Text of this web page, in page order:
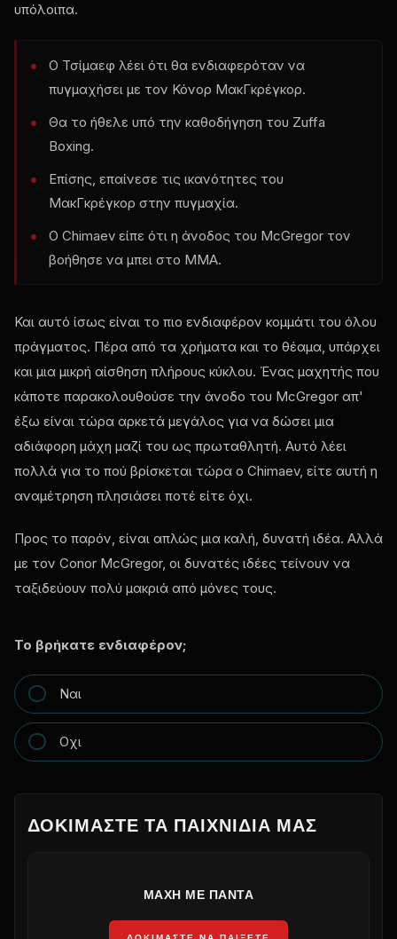
υπόλοιπα.
Ο Τσίμαεφ λέει ότι θα ενδιαφερόταν να
πυγμαχήσει με τον Κόνορ ΜακΓκρέγκορ.
Θα το ήθελε υπό την καθοδήγηση του Zuffa
Boxing.
Επίσης, επαίνεσε τις ικανότητες του
ΜακΓκρέγκορ στην πυγμαχία.
Ο Chimaev είπε ότι η άνοδος του McGregor τον
βοήθησε να μπει στο MMA.
Και αυτό ίσως είναι το πιο ενδιαφέρον κομμάτι του όλου
πράγματος. Πέρα από τα χρήματα και το θέαμα, υπάρχει
και μια μικρή αίσθηση πλήρους κύκλου. Ένας μαχητής που
κάποτε παρακολουθούσε την άνοδο του McGregor απ'
έξω είναι τώρα αρκετά μεγάλος για να δώσει μια
αδιάφορη μάχη μαζί του ως πρωταθλητή. Αυτό λέει
πολλά για το πού βρίσκεται τώρα ο Chimaev, είτε αυτή η
αναμέτρηση πλησιάσει ποτέ είτε όχι.
Προς το παρόν, είναι απλώς μια καλή, δυνατή ιδέα. Αλλά
με τον Conor McGregor, οι δυνατές ιδέες τείνουν να
ταξιδεύουν πολύ μακριά από μόνες τους.
Το βρήκατε ενδιαφέρον;
Ναι
Οχι
ΔΟΚΙΜΆΣΤΕ ΤΑ ΠΑΙΧΝΊΔΙΑ ΜΑΣ
ΜΆΧΗ ΜΕ ΠΆΝΤΑ